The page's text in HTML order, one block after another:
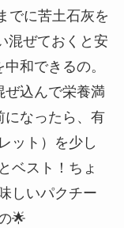
でに苦土石灰を
混ぜておくと安
和できるの。
込んで栄養満
になったら、有
ット）を少し
ベスト！ちょ
しいパクチー
🌟